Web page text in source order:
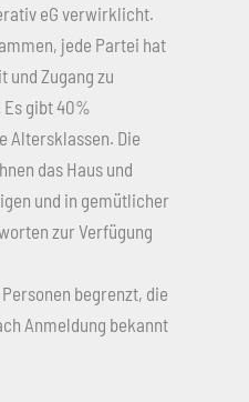
eG verwirklicht.
jede Partei hat
und Zugang zu
gibt 40%
Altersklassen. Die
das Haus und
und in gemütlicher
zur Verfügung
begrenzt, die
Anmeldung bekannt